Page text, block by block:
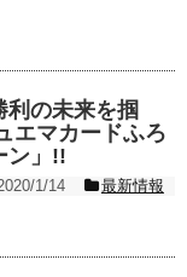
利の未来を掴
エマカードふろ
ン」!!
1/14
最新情報